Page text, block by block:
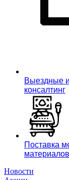
Выездные
консалтинг
Поставка
материалов
Новости